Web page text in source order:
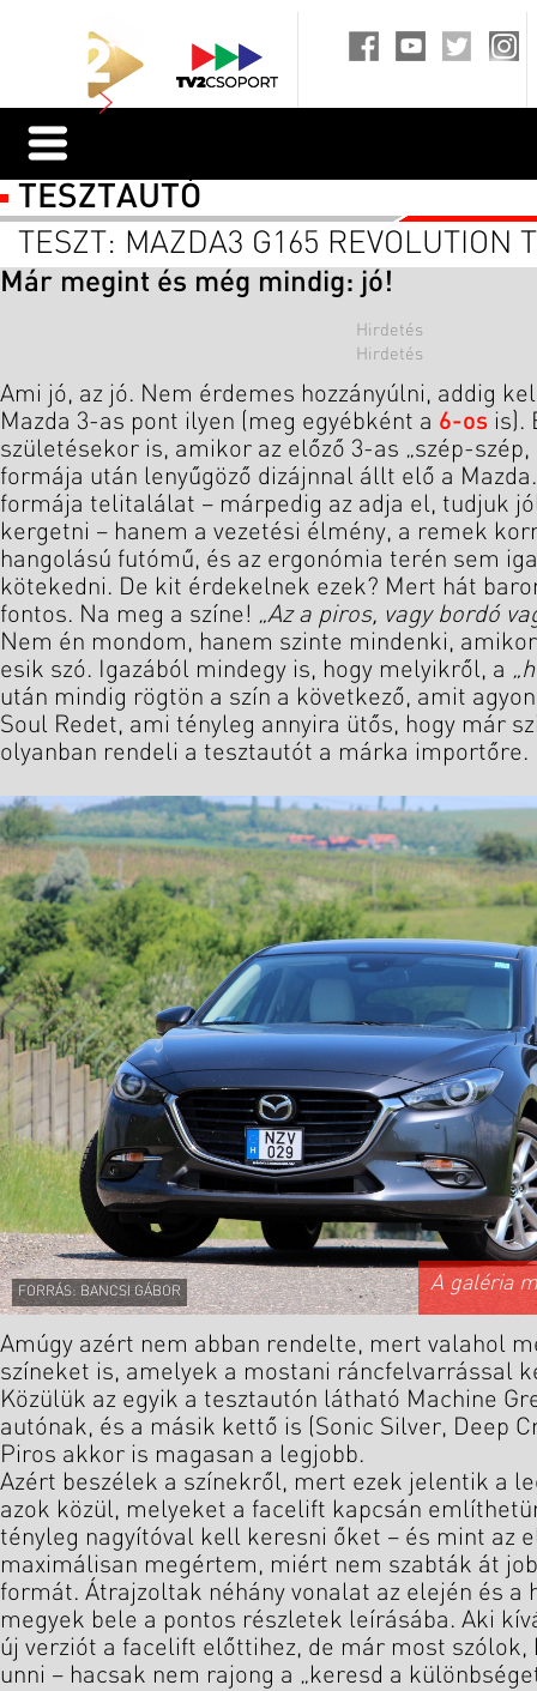
TESZTAUTÓ
TESZT: MAZDA3 G165 REVOLUTION
Már megint és még mindig: jó!
Ami jó, az jó. Nem érdemes hozzányúlni, addig
Mazda 3-as pont ilyen (meg egyébként a 6-os is).
születésekor is, amikor az előző 3-as „szép-szép,
formája után lenyűgöző dizájnnal állt elő a
formája telitalálat – márpedig az adja el, tudjuk
kergetni – hanem a vezetési élmény, a remek
hangolású futómű, és az ergonómia terén sem
kötekedni. De kit érdekelnek ezek? Mert hát
fontos. Na meg a színe! „Az a piros, vagy bordó
Nem én mondom, hanem szinte mindenki,
esik szó. Igazából mindegy is, hogy melyikről, a
után mindig rögtön a szín a következő, amit
Soul Redet, ami tényleg annyira ütős, hogy már
olyanban rendeli a tesztautót a márka importőre.
FORRÁS: BANCSI GÁBOR A galéria
Amúgy azért nem abban rendelte, mert valahol
színeket is, amelyek a mostani ráncfelvarrással
Közülük az egyik a tesztautón látható Machine
autónak, és a másik kettő is (Sonic Silver, Deep
Piros akkor is magasan a legjobb.
Azért beszélek a színekről, mert ezek jelentik a
azok közül, melyeket a facelift kapcsán
tényleg nagyítóval kell keresni őket – és mint az
maximálisan megértem, miért nem szabták át
formát. Átrajzoltak néhány vonalat az elején és a
megyek bele a pontos részletek leírásába. Aki
új verziót a facelift előttihez, de már most szólok,
unni – hacsak nem rajong a „keresd a